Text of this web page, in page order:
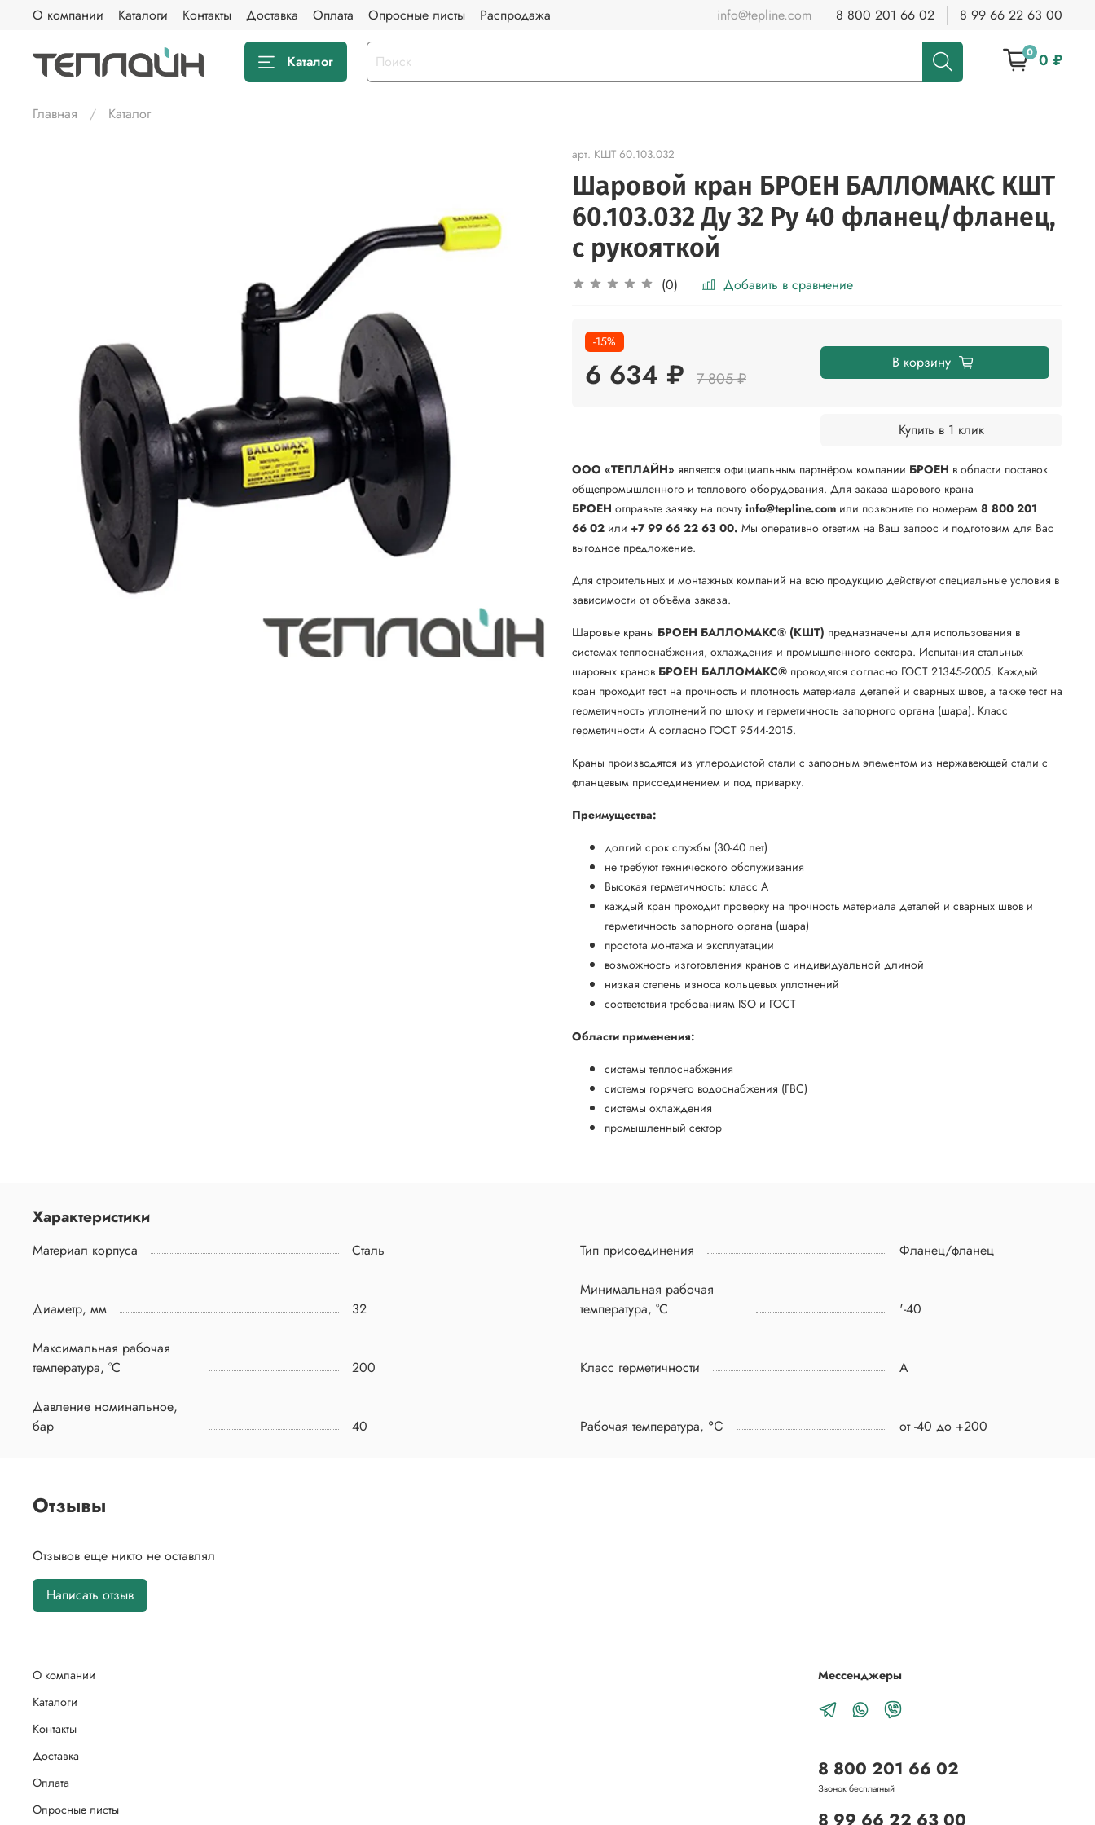
О компании Каталоги Контакты Доставка Оплата Опросные листы Распродажа info@tepline.com 8 800 201 66 02 8 99 66 22 63 00
Каталог 0 0 ₽
Главная Каталог
арт. КШТ 60.103.032
Шаровой кран БРОЕН БАЛЛОМАКС КШТ
60.103.032 Ду 32 Ру 40 фланец/фланец,
с рукояткой
(0) Добавить в сравнение
-15%
6 634 ₽ 7 805 ₽
В корзину
Купить в 1 клик
ООО «ТЕПЛАЙН» является официальным партнёром компании БРОЕН в области поставок
общепромышленного и теплового оборудования. Для заказа шарового крана
БРОЕН отправьте заявку на почту info@tepline.com или позвоните по номерам 8 800 201
66 02 или +7 99 66 22 63 00. Мы оперативно ответим на Ваш запрос и подготовим для Вас
выгодное предложение.
Для строительных и монтажных компаний на всю продукцию действуют специальные условия в
зависимости от объёма заказа.
Шаровые краны БРОЕН БАЛЛОМАКС® (КШТ) предназначены для использования в
системах теплоснабжения, охлаждения и промышленного сектора. Испытания стальных
шаровых кранов БРОЕН БАЛЛОМАКС® проводятся согласно ГОСТ 21345-2005. Каждый
кран проходит тест на прочность и плотность материала деталей и сварных швов, а также тест на
герметичность уплотнений по штоку и герметичность запорного органа (шара). Класс
герметичности А согласно ГОСТ 9544-2015.
Краны производятся из углеродистой стали с запорным элементом из нержавеющей стали с
фланцевым присоединением и под приварку.
Преимущества:
долгий срок службы (30-40 лет)
не требуют технического обслуживания
Высокая герметичность: класс А
каждый кран проходит проверку на прочность материала деталей и сварных швов и
герметичность запорного органа (шара)
простота монтажа и эксплуатации
возможность изготовления кранов с индивидуальной длиной
низкая степень износа кольцевых уплотнений
соответствия требованиям ISO и ГОСТ
Области применения:
системы теплоснабжения
системы горячего водоснабжения (ГВС)
системы охлаждения
промышленный сектор
Характеристики
Материал корпуса Сталь Тип присоединения Фланец/фланец
Диаметр, мм 32
Минимальная рабочая
температура, °C
'-40
Максимальная рабочая
температура, °C
200 Класс герметичности A
Давление номинальное,
бар
40 Рабочая температура, ℃ от -40 до +200
Отзывы
Отзывов еще никто не оставлял
Написать отзыв
О компании
Каталоги
Контакты
Доставка
Оплата
Опросные листы
Мессенджеры
8 800 201 66 02
Звонок бесплатный
8 99 66 22 63 00